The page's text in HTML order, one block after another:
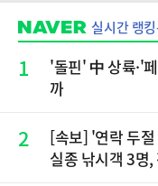
실시간 랭
1
'돌핀' 中 상륙·'
까
2
[속보] '연락 두
실종 낚시객 3명,